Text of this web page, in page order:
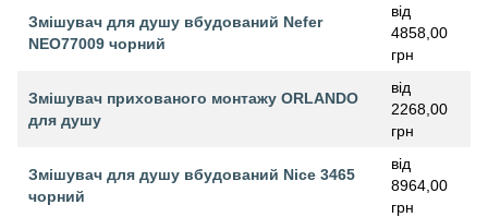
Змішувач для душу вбудований Nefer
NEO77009 чорний
від
4858,00
грн
Змішувач прихованого монтажу ORLANDO
для душу
від
2268,00
грн
Змішувач для душу вбудований Nice 3465
чорний
від
8964,00
грн